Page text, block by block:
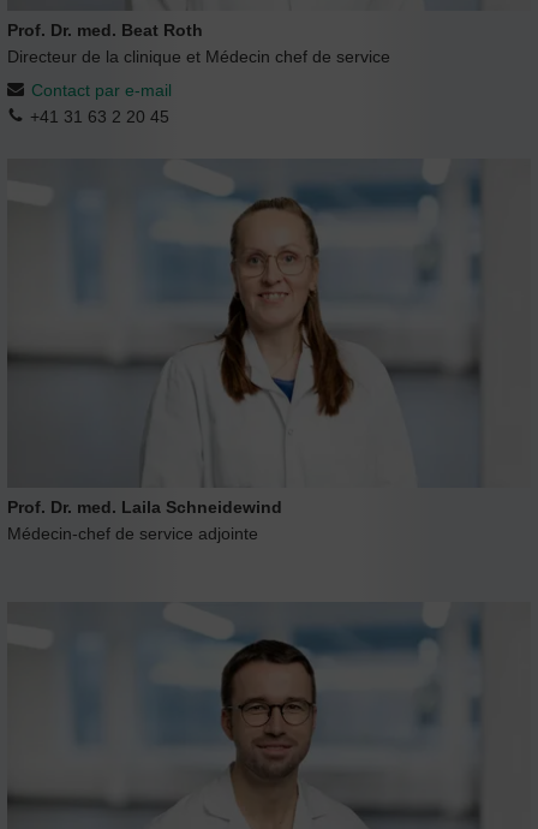
Prof. Dr. med. Beat Roth
Directeur de la clinique et Médecin chef de service
Contact par e-mail
+41 31 63 2 20 45
Prof. Dr. med. Laila Schneidewind
Médecin-chef de service adjointe